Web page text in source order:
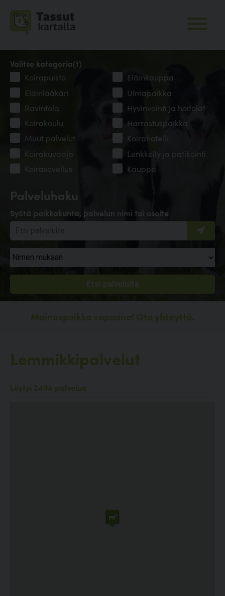
Palveluhaku
Syötä paikkakunta, palvelun nimi tai osoite
Valitse kategoria(t)
Koirapuisto
Eläinkauppa
Eläinlääkäri
Uimapaikka
Ravintola
Hyvinvointi ja hoitolat
Koirakoulu
Harrastuspaikka
Muut palvelut
Koirahotelli
Koirakuvaaja
Lenkkeily ja patikointi
Koirasovellus
Kauppa
Mainospaikka vapaana! Ota yhteyttä.
Lemmikkipalvelut
Löytyi 2494 palvelua